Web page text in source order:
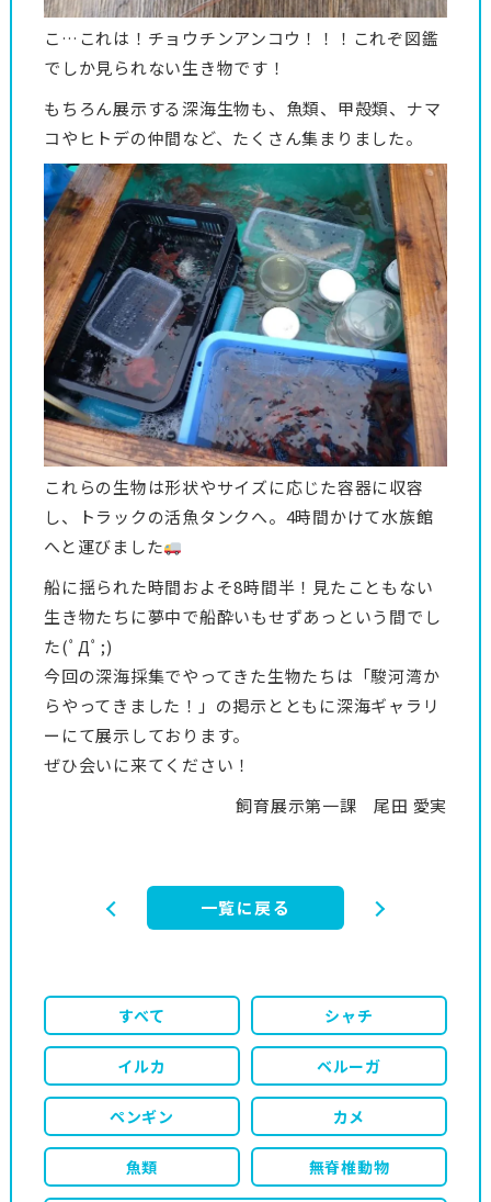
こ…これは！チョウチンアンコウ！！！これぞ図鑑
でしか見られない生き物です！
もちろん展示する深海生物も、魚類、甲殻類、ナマ
コやヒトデの仲間など、たくさん集まりました。
これらの生物は形状やサイズに応じた容器に収容
し、トラックの活魚タンクへ。4時間かけて水族館
へと運びました
船に揺られた時間およそ8時間半！見たこともない
生き物たちに夢中で船酔いもせずあっという間でし
た(ﾟДﾟ;)
今回の深海採集でやってきた生物たちは「駿河湾か
らやってきました！」の掲示とともに深海ギャラリ
ーにて展示しております。
ぜひ会いに来てください！
飼育展示第一課 尾田 愛実
一覧に戻る
すべて シャチ
イルカ ベルーガ
ペンギン カメ
魚類 無脊椎動物